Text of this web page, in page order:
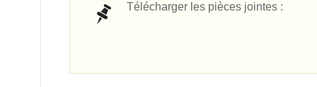
Télécharger les pièces jointes :